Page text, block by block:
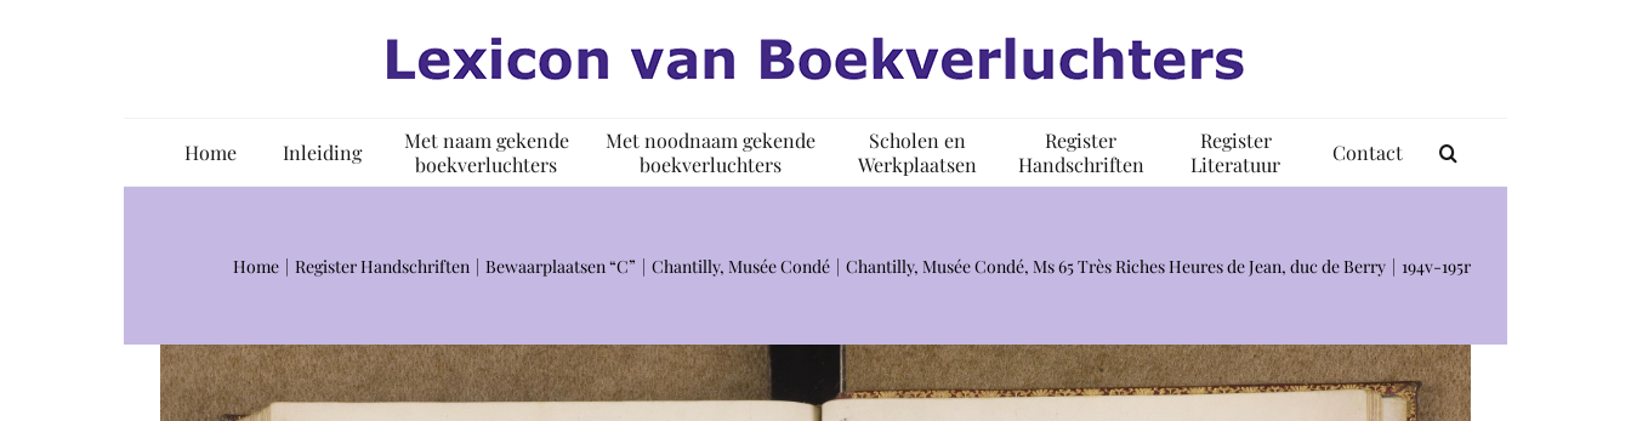
Home Inleiding
Met naam gekende
boekverluchters
Met noodnaam gekende
boekverluchters
Scholen en
Werkplaatsen
Register
Handschriften
Register
Literatuur
Contact
Home Register Handschriften Bewaarplaatsen “C” Chantilly, Musée Condé Chantilly, Musée Condé, Ms 65 Très Riches Heures de Jean, duc de Berry 194v-195r